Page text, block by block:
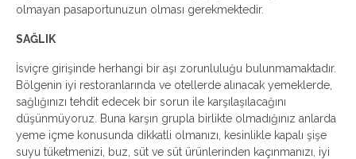
olmayan pasaportunuzun olması gerekmektedir.
SAĞLIK
İsviçre girişinde herhangi bir aşı zorunluluğu bulunmamaktadır.
Bölgenin iyi restoranlarında ve otellerde alınacak yemeklerde,
sağlığınızı tehdit edecek bir sorun ile karşılaşılacağını
düşünmüyoruz. Buna karşın grupla birlikte olmadığınız anlarda
yeme içme konusunda dikkatli olmanızı, kesinlikle kapalı şişe
suyu tüketmenizi, buz, süt ve süt ürünlerinden kaçınmanızı, iyi